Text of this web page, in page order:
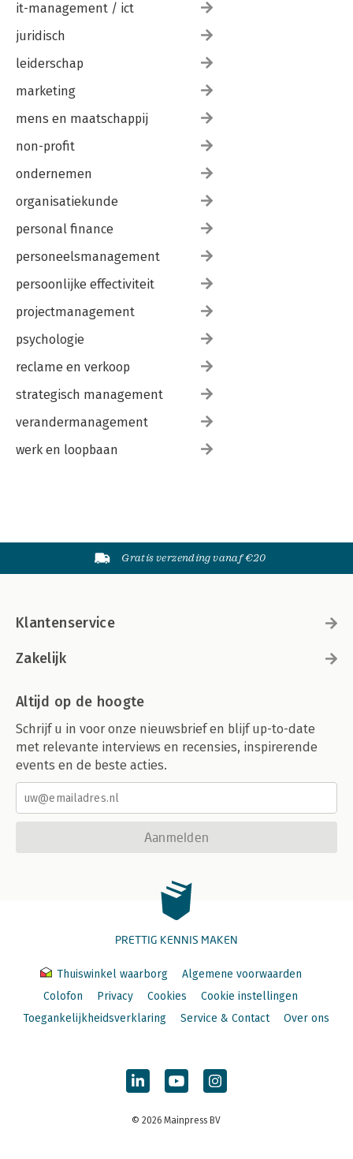
it-management / ict
juridisch
leiderschap
marketing
mens en maatschappij
non-profit
ondernemen
organisatiekunde
personal finance
personeelsmanagement
persoonlijke effectiviteit
projectmanagement
psychologie
reclame en verkoop
strategisch management
verandermanagement
werk en loopbaan
Gratis verzending vanaf €20
Klantenservice
Zakelijk
Altijd op de hoogte
Schrijf u in voor onze nieuwsbrief en blijf up-to-date
met relevante interviews en recensies, inspirerende
events en de beste acties.
Aanmelden
PRETTIG KENNIS MAKEN
Thuiswinkel waarborg
Algemene voorwaarden
Colofon
Privacy Cookies
Cookie instellingen
Toegankelijkheidsverklaring
Service & Contact Over ons
© 2026 Mainpress BV